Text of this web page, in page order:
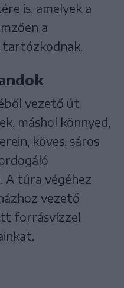
is, amelyek a
a
tartózkodnak.
vezető út
máshol könnyed,
köves, sáros
A túra végéhez
vezető
forrásvízzel